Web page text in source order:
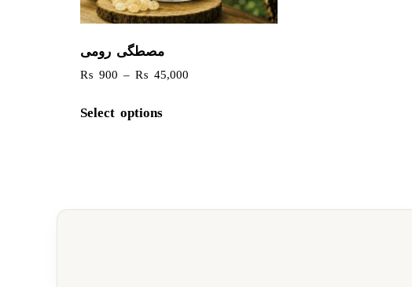
مصطگی رومی
₨ 900 – ₨ 45,000
Select options